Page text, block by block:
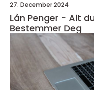
27. December 2024
Lån Penger - Alt
Bestemmer Deg